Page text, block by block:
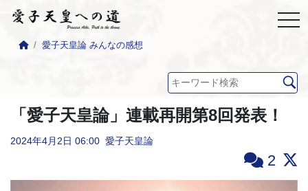
愛子天皇論 みんなの感想
「愛子天皇論」連載再開第8回発表！
2024年4月2日 06:00 愛子天皇論
2